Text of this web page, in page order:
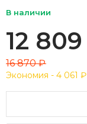
В наличии
12 809
16 870₽
Экономия - 4 061 ₽